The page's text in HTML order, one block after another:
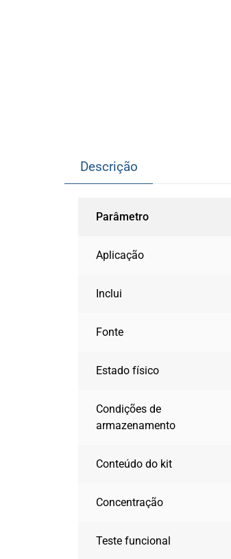
Descrição
Parâmetro
Aplicação
Inclui
Fonte
Estado físico
Condições de
armazenamento
Conteúdo do kit
Concentração
Teste funcional